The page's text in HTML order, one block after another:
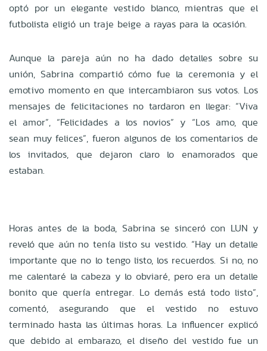
optó por un elegante vestido blanco, mientras que el
futbolista eligió un traje beige a rayas para la ocasión.
Aunque la pareja aún no ha dado detalles sobre su
unión, Sabrina compartió cómo fue la ceremonia y el
emotivo momento en que intercambiaron sus votos. Los
mensajes de felicitaciones no tardaron en llegar: “Viva
el amor”, “Felicidades a los novios” y “Los amo, que
sean muy felices”, fueron algunos de los comentarios de
los invitados, que dejaron claro lo enamorados que
estaban.
Horas antes de la boda, Sabrina se sinceró con LUN y
reveló que aún no tenía listo su vestido. “Hay un detalle
importante que no lo tengo listo, los recuerdos. Si no, no
me calentaré la cabeza y lo obviaré, pero era un detalle
bonito que quería entregar. Lo demás está todo listo”,
comentó, asegurando que el vestido no estuvo
terminado hasta las últimas horas. La influencer explicó
que debido al embarazo, el diseño del vestido fue un